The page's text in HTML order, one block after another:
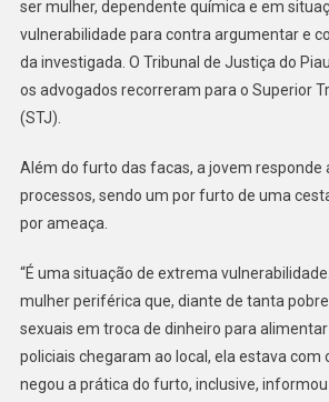
ser mulher, dependente química e em
vulnerabilidade para contra argumentar e
da investigada. O Tribunal de Justiça do
os advogados recorreram para o Superior
(STJ).
Além do furto das facas, a jovem responde
processos, sendo um por furto de uma
por ameaça.
“É uma situação de extrema
mulher periférica que, diante de tanta
sexuais em troca de dinheiro para alimentar
policiais chegaram ao local, ela estava com
negou a prática do furto, inclusive,